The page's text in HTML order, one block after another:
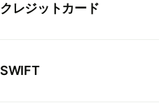
クレジットカード
SWIFT